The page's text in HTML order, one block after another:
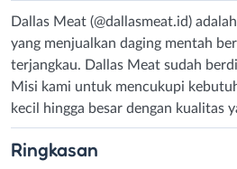
Dallas Meat (@dallasmeat.id)
yang menjualkan daging mentah
terjangkau. Dallas Meat sudah
Misi kami untuk mencukupi
kecil hingga besar dengan kualitas
Ringkasan